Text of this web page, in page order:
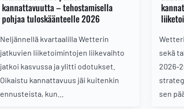
kannattavuutta – tehostamisella
pohjaa tuloskäänteelle 2026
Neljännellä kvartaalilla Wetterin
jatkuvien liiketoimintojen liikevaihto
jatkoi kasvussa ja ylitti odotukset.
Oikaistu kannattavuus jäi kuitenkin
ennusteista, kun
sekä
2026-
sen